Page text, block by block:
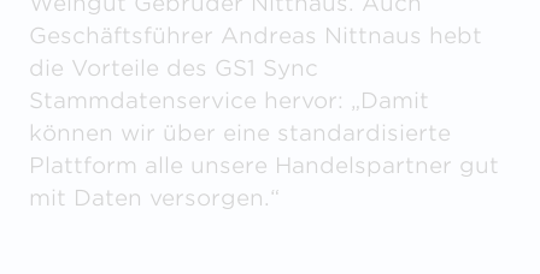
Geschäftsführer Andreas Nittnaus hebt
die Vorteile des GS1 Sync
Stammdatenservice hervor: „Damit
können wir über eine standardisierte
Plattform alle unsere Handelspartner gut
mit Daten versorgen.“